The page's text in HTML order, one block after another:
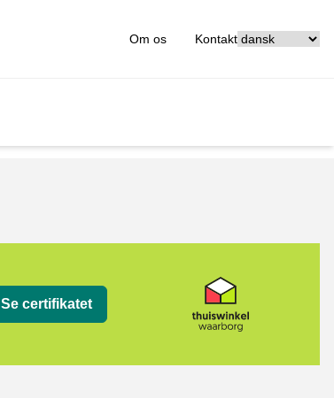
Om os Kontakt
Se certifikatet